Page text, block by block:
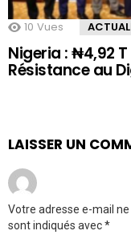
10 Vues
Nigeria : ₦4,92
Résistance au
LAISSER UN
Votre adresse e-mail
sont indiqués avec*